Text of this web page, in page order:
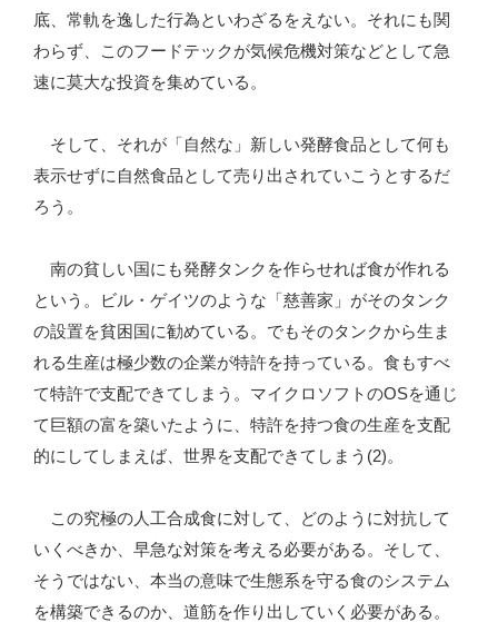
底、常軌を逸した行為といわざるをえない。それにも関
わらず、このフードテックが気候危機対策などとして急
速に莫大な投資を集めている。
そして、それが「自然な」新しい発酵食品として何も
表示せずに自然食品として売り出されていこうとするだ
ろう。
南の貧しい国にも発酵タンクを作らせれば食が作れる
という。ビル・ゲイツのような「慈善家」がそのタンク
の設置を貧困国に勧めている。でもそのタンクから生ま
れる生産は極少数の企業が特許を持っている。食もすべ
て特許で支配できてしまう。マイクロソフトのOSを通じ
て巨額の富を築いたように、特許を持つ食の生産を支配
的にしてしまえば、世界を支配できてしまう(2)。
この究極の人工合成食に対して、どのように対抗して
いくべきか、早急な対策を考える必要がある。そして、
そうではない、本当の意味で生態系を守る食のシステム
を構築できるのか、道筋を作り出していく必要がある。